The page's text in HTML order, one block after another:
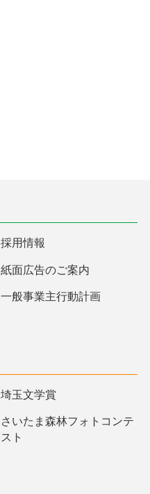
採用情報
紙面広告のご案内
一般事業主行動計画
埼玉文学賞
さいたま森林フォトコンテ
スト